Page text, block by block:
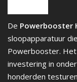
De Powerbooster
sloopapparatuur
Powerbooster.
investering in
honderden